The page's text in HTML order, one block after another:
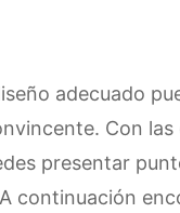
adecuado
Con
presentar
continuación